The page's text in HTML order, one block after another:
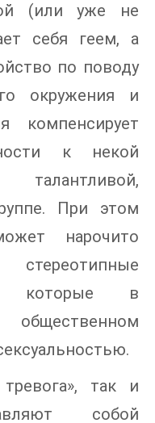
(или уже не
себя геем, а
по поводу
окружения и
компенсирует
к некой
При этом
нарочито
стереотипные
которые в
общественном
так и
собой